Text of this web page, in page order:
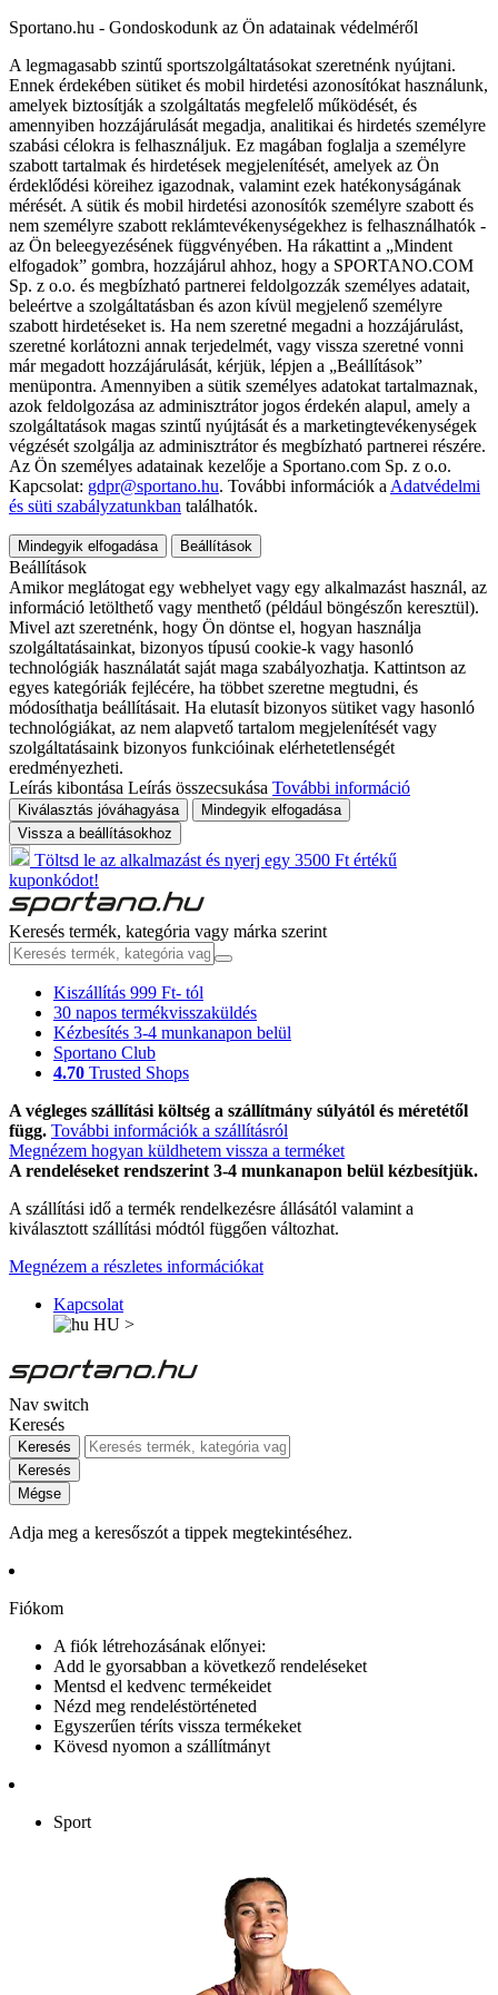
Sportano.hu - Gondoskodunk az Ön adatainak védelméről
A legmagasabb szintű sportszolgáltatásokat szeretnénk nyújtani.
Ennek érdekében sütiket és mobil hirdetési azonosítókat használunk,
amelyek biztosítják a szolgáltatás megfelelő működését, és
amennyiben hozzájárulását megadja, analitikai és hirdetés személyre
szabási célokra is felhasználjuk. Ez magában foglalja a személyre
szabott tartalmak és hirdetések megjelenítését, amelyek az Ön
érdeklődési köreihez igazodnak, valamint ezek hatékonyságának
mérését. A sütik és mobil hirdetési azonosítók személyre szabott és
nem személyre szabott reklámtevékenységekhez is felhasználhatók -
az Ön beleegyezésének függvényében. Ha rákattint a „Mindent
elfogadok” gombra, hozzájárul ahhoz, hogy a SPORTANO.COM
Sp. z o.o. és megbízható partnerei feldolgozzák személyes adatait,
beleértve a szolgáltatásban és azon kívül megjelenő személyre
szabott hirdetéseket is. Ha nem szeretné megadni a hozzájárulást,
szeretné korlátozni annak terjedelmét, vagy vissza szeretné vonni
már megadott hozzájárulását, kérjük, lépjen a „Beállítások”
menüpontra. Amennyiben a sütik személyes adatokat tartalmaznak,
azok feldolgozása az adminisztrátor jogos érdekén alapul, amely a
szolgáltatások magas szintű nyújtását és a marketingtevékenységek
végzését szolgálja az adminisztrátor és megbízható partnerei részére.
Az Ön személyes adatainak kezelője a Sportano.com Sp. z o.o.
Kapcsolat: gdpr@sportano.hu. További információk a Adatvédelmi
és süti szabályzatunkban találhatók.
Mindegyik elfogadása Beállítások
Beállítások
Amikor meglátogat egy webhelyet vagy egy alkalmazást használ, az
információ letölthető vagy menthető (például böngészőn keresztül).
Mivel azt szeretnénk, hogy Ön döntse el, hogyan használja
szolgáltatásainkat, bizonyos típusú cookie-k vagy hasonló
technológiák használatát saját maga szabályozhatja. Kattintson az
egyes kategóriák fejlécére, ha többet szeretne megtudni, és
módosíthatja beállításait. Ha elutasít bizonyos sütiket vagy hasonló
technológiákat, az nem alapvető tartalom megjelenítését vagy
szolgáltatásaink bizonyos funkcióinak elérhetetlenségét
eredményezheti.
Leírás kibontása Leírás összecsukása További információ
Kiválasztás jóváhagyása
Mindegyik elfogadása
Vissza a beállításokhoz
Töltsd le az alkalmazást és nyerj egy 3500 Ft értékű
kuponkódot!
Keresés termék, kategória vagy márka szerint
Kiszállítás 999 Ft- tól
30 napos termékvisszaküldés
Kézbesítés 3-4 munkanapon belül
Sportano Club
4.70 Trusted Shops
A végleges szállítási költség a szállítmány súlyától és méretétől
függ. További információk a szállításról
Megnézem hogyan küldhetem vissza a terméket
A rendeléseket rendszerint 3-4 munkanapon belül kézbesítjük.
A szállítási idő a termék rendelkezésre állásától valamint a
kiválasztott szállítási módtól függően változhat.
Megnézem a részletes információkat
Kapcsolat
HU >
Nav switch
Keresés
Keresés
Keresés
Mégse
Adja meg a keresőszót a tippek megtekintéséhez.
Fiókom
A fiók létrehozásának előnyei:
Add le gyorsabban a következő rendeléseket
Mentsd el kedvenc termékeidet
Nézd meg rendeléstörténeted
Egyszerűen téríts vissza termékeket
Kövesd nyomon a szállítmányt
Sport